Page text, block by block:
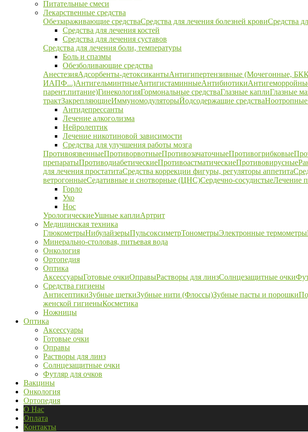
Питательные смеси
Лекарственные средства
Обеззараживающие средстваСредства для лечения болезней кровиСредства
Средства для лечения костей
Средства для лечения суставов
Средства для лечения боли, температуры
Боль и спазмы
Обезболивающие средства
АнестезияАдсорбенты-детоксикантыАнтигипертензивные (Мочегонные,
ИАПФ...)АнтигельминтныеАнтигистаминныеАнтибиотики
парент.питание)ГинекологияГормональные средстваГлазные каплиГлазные
трактЗакрепляющиеИммуномодуляторыЙодсодержащие средстваНоотропные
Антидепрессанты
Лечение алкоголизма
Нейролептик
Лечение никотиновой зависимости
Средства для улучшения работы мозга
ПротивоязвенныеПротиворвотныеПротивозачаточныеПротивогрибковые
препаратыПротиводиабетическиеПротивоастматическиеПротивовирусные
для лечения простатитаСредства коррекции фигуры, регуляторы аппетита
ветрогонныеСедативные и снотворные (ЦНС)Сердечно-сосудистыеЛечение
Горло
Ухо
Нос
УрологическиеУшные каплиАртрит
Медицинская техника
ГлюкометрыНибулайзерыПульсоксиметрТонометрыЭлектронные термометры
Минерально-столовая, питьевая вода
Онкология
Ортопедия
Оптика
АксессуарыГотовые очкиОправыРастворы для линзСолнцезащитные очки
Средства гигиены
АнтисептикиЗубные щеткиЗубные нити (Флоссы)Зубные пасты и порошки
женской гигиеныКосметика
Ножницы
Оптика
Аксессуары
Готовые очки
Оправы
Растворы для линз
Солнцезащитные очки
Футляр для очков
Вакцины
Онкология
Ортопедия
О Нас
Оплата
Контакты